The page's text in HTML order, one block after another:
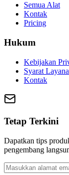
Semua Alat
Kontak
Pricing
Hukum
Kebijakan
Syarat
Kontak
Tetap Terkini
Dapatkan tips
pengembang